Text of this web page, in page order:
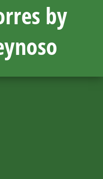
by